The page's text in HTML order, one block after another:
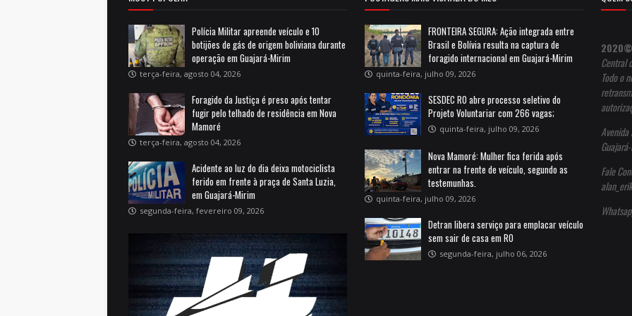
Polícia Militar apreende veículo e 10
botijões de gás de origem boliviana durante
operação em Guajará-Mirim
terça-feira, agosto 04, 2026
Foragido da Justiça é preso após tentar
fugir pelo telhado de residência em Nova
Mamoré
terça-feira, agosto 04, 2026
Acidente ao luz do dia deixa motociclista
ferido em frente à praça de Santa Luzia,
em Guajará-Mirim
segunda-feira, fevereiro 09, 2026
FRONTEIRA SEGURA: Ação integrada entre
Brasil e Bolívia resulta na captura de
foragido internacional em Guajará-Mirim
quinta-feira, julho 09, 2026
SESDEC RO abre processo seletivo do
Projeto Voluntariar com 266 vagas;
quinta-feira, julho 09, 2026
Nova Mamoré: Mulher fica ferida após
entrar na frente de veículo, segundo as
testemunhas.
quinta-feira, julho 09, 2026
Detran libera serviço para emplacar veículo
sem sair de casa em RO
segunda-feira, julho 06, 2026
Central
Todo o
Fale